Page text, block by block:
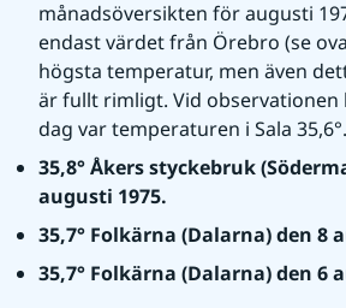
månadsöversikten för augusti
endast värdet från Örebro (se
högsta temperatur, men även
är fullt rimligt. Vid observationen
dag var temperaturen i Sala 35,6°.
35,8° Åkers styckebruk
augusti 1975.
35,7° Folkärna (Dalarna) den 8
35,7° Folkärna (Dalarna) den 6